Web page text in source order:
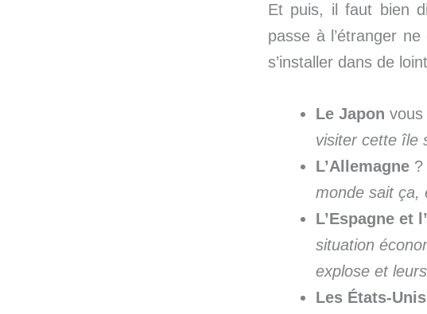
Et puis, il faut bien
passe à l’étranger
s’installer dans de
Le Japon vous
visiter cette île
L’Allemagne ?
monde sait ça,
L’Espagne et
situation
explose et
Les États-Unis